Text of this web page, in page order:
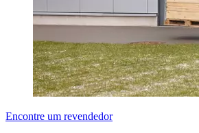
Encontre um revendedor